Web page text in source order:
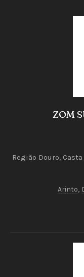
ZOM
Região Douro,
Arinto,